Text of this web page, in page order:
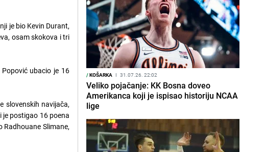
je bio Kevin Durant,
osam skokova i tri
ubacio je 16
slovenskih navijača,
je postigao 16 poena
Radhouane Slimane,
/KOŠARKA I 31.07.26. 22:02
Veliko pojačanje: KK Bosna doveo
Amerikanca koji je ispisao historiju NCAA
lige